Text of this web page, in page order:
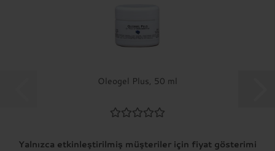
Oleogel Plus, 50 ml
Yalnızca etkinleştirilmiş müşteriler için fiyat gösterimi